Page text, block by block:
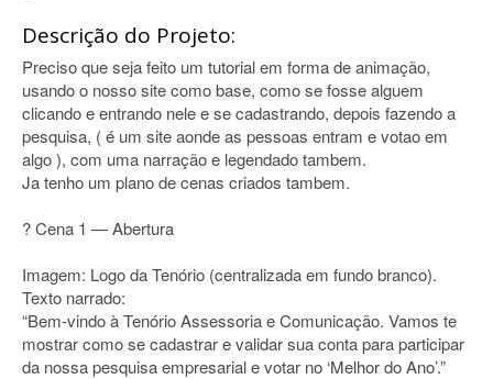
Descrição do Projeto:
Preciso que seja feito um tutorial em forma de animação,
usando o nosso site como base, como se fosse alguem
clicando e entrando nele e se cadastrando, depois fazendo a
pesquisa, ( é um site aonde as pessoas entram e votao em
algo ), com uma narração e legendado tambem.
Ja tenho um plano de cenas criados tambem.
? Cena 1 — Abertura
Imagem: Logo da Tenório (centralizada em fundo branco).
Texto narrado:
“Bem-vindo à Tenório Assessoria e Comunicação. Vamos te
mostrar como se cadastrar e validar sua conta para participar
da nossa pesquisa empresarial e votar no ‘Melhor do Ano’.”